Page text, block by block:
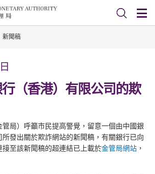
新聞稿
（香港）有限公司的欺
局）呼籲市民提高警覺，留意一個由中國銀
發出關於欺詐網站的新聞稿，有關銀行已向
至該新聞稿的超連結已上載於金管局網站 ，